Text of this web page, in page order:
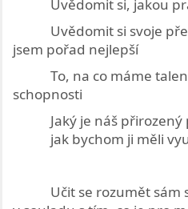
Uvědomit si, jakou
Uvědomit si svoje
jsem pořad nejlepší
To, na co máme
schopnosti
Jaký je náš
jak bychom ji měli
Učit se rozumět sám